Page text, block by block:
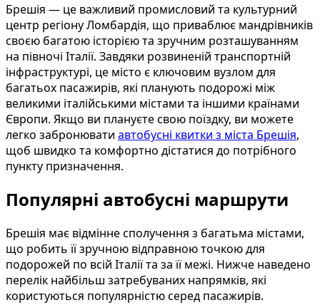
Брешія — це важливий промисловий та культурний
центр регіону Ломбардія, що приваблює мандрівників
своєю багатою історією та зручним розташуванням
на півночі Італії. Завдяки розвиненій транспортній
інфраструктурі, це місто є ключовим вузлом для
багатьох пасажирів, які планують подорожі між
великими італійськими містами та іншими країнами
Європи. Якщо ви плануєте свою поїздку, ви можете
легко забронювати автобусні квитки з міста Брешія,
щоб швидко та комфортно дістатися до потрібного
пункту призначення.
Популярні автобусні маршрути
Брешія має відмінне сполучення з багатьма містами,
що робить її зручною відправною точкою для
подорожей по всій Італії та за її межі. Нижче наведено
перелік найбільш затребуваних напрямків, які
користуються популярністю серед пасажирів.